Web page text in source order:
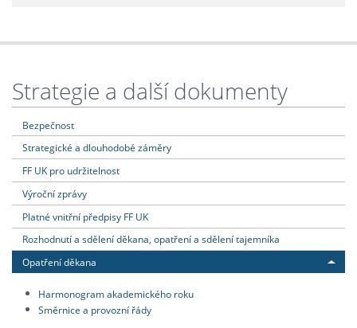
Strategie a další dokumenty
Bezpečnost
Strategické a dlouhodobé záměry
FF UK pro udržitelnost
Výroční zprávy
Platné vnitřní předpisy FF UK
Rozhodnutí a sdělení děkana, opatření a sdělení tajemníka
Opatření děkana
Harmonogram akademického roku
Směrnice a provozní řády